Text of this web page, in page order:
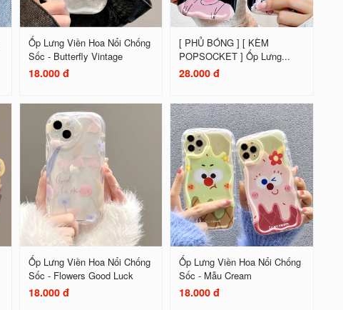
Ốp Lưng Viền Hoa Nổi Chống
Sốc - Butterfly Vintage
18.000 đ
[ PHỦ BÓNG ] [ KÈM
POPSOCKET ] Ốp Lưng...
28.000 đ
Ốp Lưng Viền Hoa Nổi Chống
Sốc - Flowers Good Luck
18.000 đ
Ốp Lưng Viền Hoa Nổi Chống
Sốc - Mẫu Cream
18.000 đ